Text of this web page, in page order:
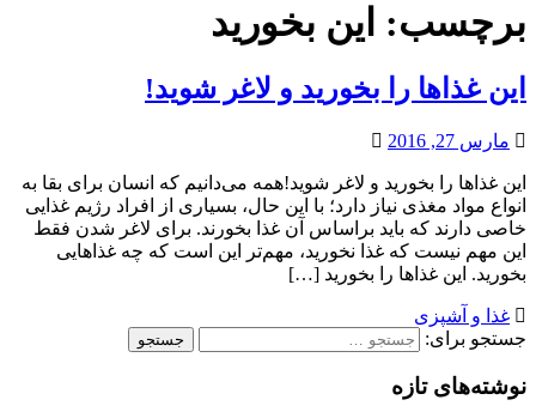
برچسب: این بخورید
این غذاها را بخورید و لاغر شوید!
مارس 27, 2016
این غذاها را بخورید و لاغر شوید!همه می‌دانیم که انسان برای بقا به
انواع مواد مغذی نیاز دارد؛ با این حال، بسیاری از افراد رژیم غذایی
خاصی دارند که باید براساس آن غذا بخورند. برای لاغر شدن فقط
این مهم نیست که غذا نخورید، مهم‌تر این است که چه غذاهایی
بخورید. این غذاها را بخورید […]
غذا و آشپزی
جستجو برای:
نوشته‌های تازه